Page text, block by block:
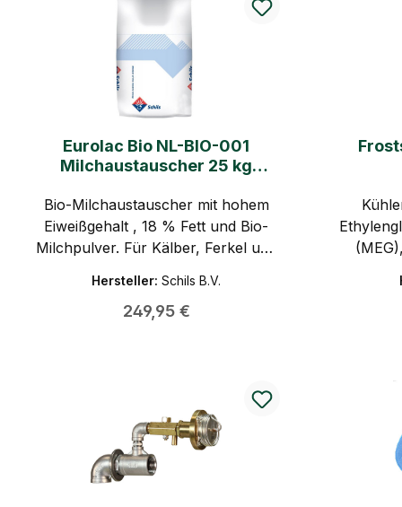
Eurolac Bio NL-BIO-001
Milchaustauscher 25 kg
und Ziegenlämmer
Bio-Milchaustauscher mit hohem
Eiweißgehalt , 18 % Fett und Bio-
Milchpulver. Für Kälber, Ferkel und
GMP+ zertifiziert.
Hersteller:Schils B.V.
Regulärer Preis:
249,95 €
in
verwendet.